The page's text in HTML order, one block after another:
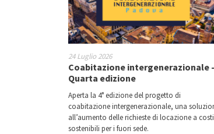
24 Luglio 2026
Coabitazione intergenerazionale
Quarta edizione
Aperta la 4° edizione del progetto di
coabitazione intergenerazionale, una
all’aumento delle richieste di locazione a costi
sostenibili per i fuori sede.